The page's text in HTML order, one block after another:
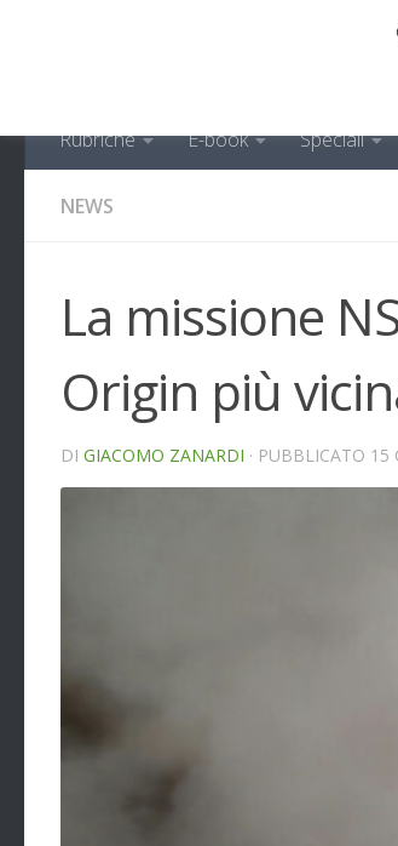
Rubriche E-book Speciali
NEWS
La missione
Origin più
DI GIACOMO ZANARDI · PUBBLICATO 15